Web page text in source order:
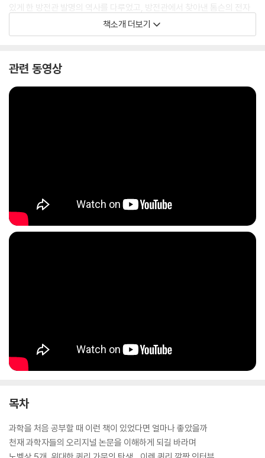
있게 한 방전관 발명의 역사를 다루었고, 방전관에서 찾아낸 톰슨의 전자
발견 이야기도 곁들였다. 여기에 등장하는 노벨상 수상자들이 주로 실험
물리학자이므로 수식보다는 실험 장치와 실험 방법에 중점을 두었다. 책의
도록 하였다.
이 책에는 위대한 발견을 한 과학자들의 에피소드와 함께, 논문을 완성하
한 논문을 소개하려는 과학 선생님, [인터스텔라]를 능가하는 SF 영화를
만들고 싶어 하는 영화 제작자나 웹툰 작가 등 과학에 관심을 가진 많은 사
람들에게 이 책을 추천한다.
책소개 더보기
관련 동영상
목차
과학을 처음 공부할 때 이런 책이 있었다면 얼마나 좋았을까
천재 과학자들의 오리지널 논문을 이해하게 되길 바라며